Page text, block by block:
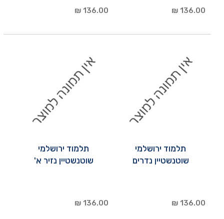
136.00 ₪
136.00 ₪
תלמוד ירושלמי
שוטנשטיין נדרים
136.00 ₪
תלמוד ירושלמי
שוטנשטיין נזיר א'
136.00 ₪